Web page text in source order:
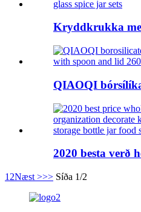
Kryddkrukka
QIAOQI
2020 besta verð
1 2Næst >>> Síða 1/2